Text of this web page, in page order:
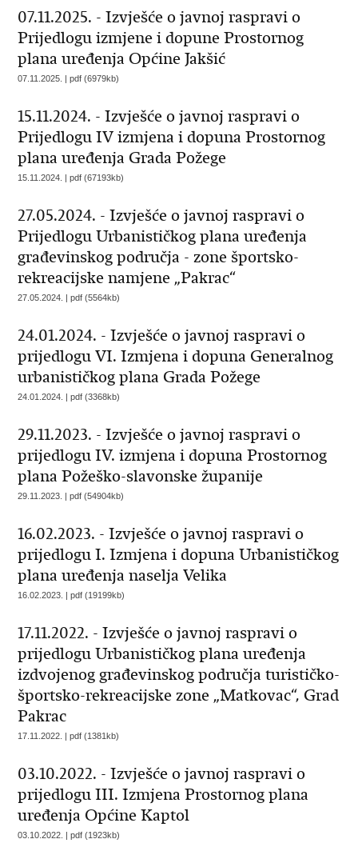
07.11.2025. - Izvješće o javnoj raspravi o
Prijedlogu izmjene i dopune Prostornog
plana uređenja Općine Jakšić
07.11.2025. | pdf (6979kb)
15.11.2024. - Izvješće o javnoj raspravi o
Prijedlogu IV izmjena i dopuna Prostornog
plana uređenja Grada Požege
15.11.2024. | pdf (67193kb)
27.05.2024. - Izvješće o javnoj raspravi o
Prijedlogu Urbanističkog plana uređenja
građevinskog područja - zone športsko-
rekreacijske namjene „Pakrac“
27.05.2024. | pdf (5564kb)
24.01.2024. - Izvješće o javnoj raspravi o
prijedlogu VI. Izmjena i dopuna Generalnog
urbanističkog plana Grada Požege
24.01.2024. | pdf (3368kb)
29.11.2023. - Izvješće o javnoj raspravi o
prijedlogu IV. izmjena i dopuna Prostornog
plana Požeško-slavonske županije
29.11.2023. | pdf (54904kb)
16.02.2023. - Izvješće o javnoj raspravi o
prijedlogu I. Izmjena i dopuna Urbanističkog
plana uređenja naselja Velika
16.02.2023. | pdf (19199kb)
17.11.2022. - Izvješće o javnoj raspravi o
prijedlogu Urbanističkog plana uređenja
izdvojenog građevinskog područja turističko-
športsko-rekreacijske zone „Matkovac“, Grad
Pakrac
17.11.2022. | pdf (1381kb)
03.10.2022. - Izvješće o javnoj raspravi o
prijedlogu III. Izmjena Prostornog plana
uređenja Općine Kaptol
03.10.2022. | pdf (1923kb)